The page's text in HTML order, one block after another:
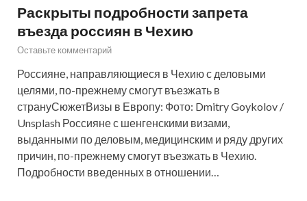
Раскрыты подробности запрета
въезда россиян в Чехию
Оставьте комментарий
Россияне, направляющиеся в Чехию с деловыми
целями, по-прежнему смогут въезжать в
странуСюжетВизы в Европу: Фото: Dmitry Goykolov /
Unsplash Россияне с шенгенскими визами,
выданными по деловым, медицинским и ряду других
причин, по-прежнему смогут въезжать в Чехию.
Подробности введенных в отношении…